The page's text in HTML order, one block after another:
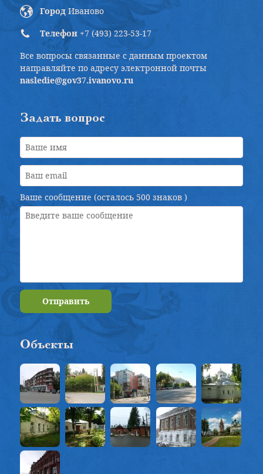
Город Иваново
Телефон +7 (493) 223-53-17
Все вопросы связанные с данным проектом
направляйте по адресу электронной почты
nasledie@gov37.ivanovo.ru
Задать вопрос
Ваше сообщение (осталось 500 знаков )
Отправить
Объекты